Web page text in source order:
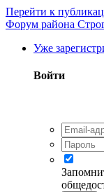
Перейти к
Форум района
Уже
Войти